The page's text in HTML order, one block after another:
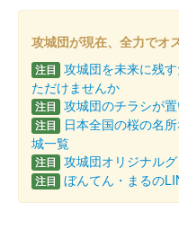
がり藤
販売終了
会津若松城 御
2025限定 竹に二羽飛び雀
販売終了
攻城団が現在、全力でオ
注目 攻城団を未来に残
ただけませんか
注目 攻城団のチラシが
注目
日本全国の桜の名
城一覧
注目 攻城団オリジナルグ
注目 ぼんてん・まるの